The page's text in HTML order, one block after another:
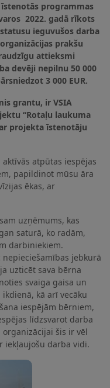
programmas
2022. gadā rīkots
ieguvušos darba
prakšu
attieksmi
devēji nepilnu 50 000
3 000 EUR.
grantu, ir VSIA
“Rotaļu laukuma
projekta īstenotāju
atpūtas iespējas
papildinot mūsu āra
ēkas, ar
uzņēmums, kas
saturā, ko radām,
darbiniekiem.
jebkurā
uzticēt sava bērna
svaiga gaisa un
kā arī vecāku
iespējām bērniem,
līdzsvarot darba
šis ir vēl
iekļaujošu darba vidi.